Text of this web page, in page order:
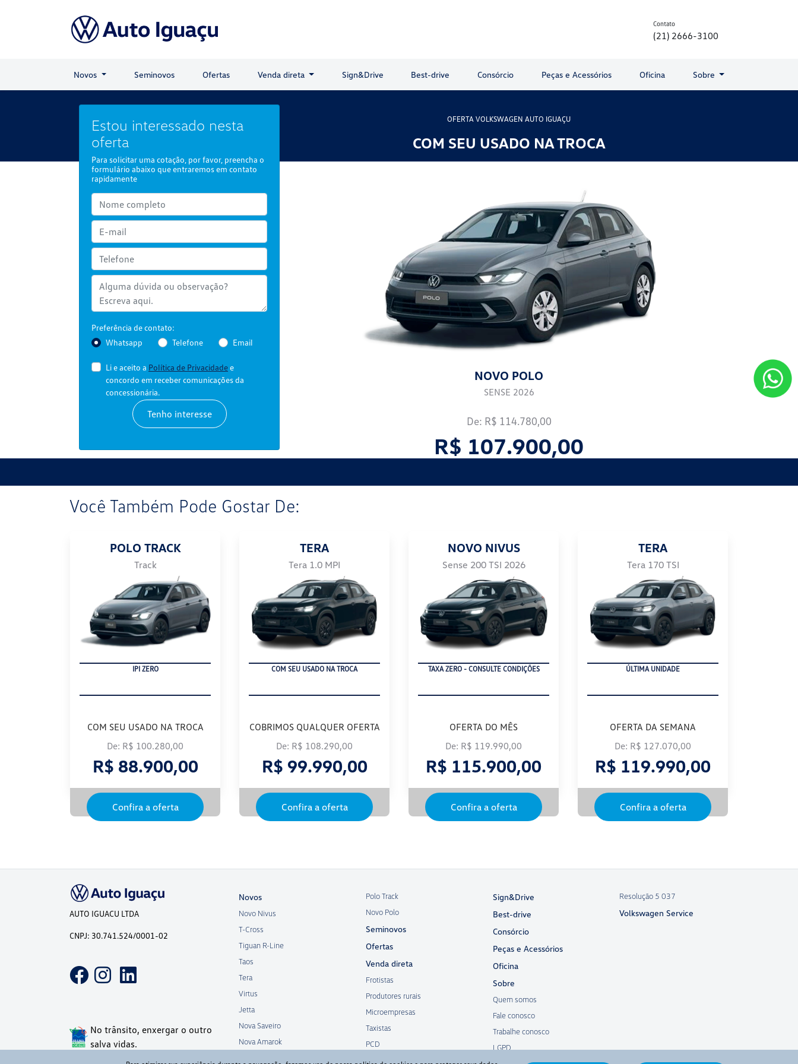
Contato
(21) 2666-3100
Novos Seminovos Ofertas Venda direta Sign&Drive Best-drive Consórcio Peças e Acessórios Oficina Sobre
OFERTA VOLKSWAGEN AUTO IGUAÇU
COM SEU USADO NA TROCA
NOVO POLO
SENSE 2026
De: R$ 114.780,00
R$ 107.900,00
Estou interessado nesta
oferta
Para solicitar uma cotação, por favor, preencha o
formulário abaixo que entraremos em contato
rapidamente
Preferência de contato:
Whatsapp
Telefone Email
Li e aceito a Política de Privacidadee
concordo em receber comunicações da
concessionária.
Tenho interesse
Você Também Pode Gostar De:
POLO TRACK
Track
IPI ZERO
COM SEU USADO NA TROCA
De: R$ 100.280,00
R$ 88.900,00
Confira a oferta
TERA
Tera 1.0 MPI
COM SEU USADO NA TROCA
COBRIMOS QUALQUER OFERTA
De: R$ 108.290,00
R$ 99.990,00
Confira a oferta
NOVO NIVUS
Sense 200 TSI 2026
TAXA ZERO - CONSULTE CONDIÇÕES
EMPLACAMENTO
OFERTA DO MÊS
De: R$ 119.990,00
R$ 115.900,00
Confira a oferta
TERA
Tera 170 TSI
ÚLTIMA UNIDADE
OFERTA DA SEMANA
De: R$ 127.070,00
R$ 119.990,00
Confira a oferta
AUTO IGUACU LTDA
CNPJ: 30.741.524/0001-02
No trânsito, enxergar o outro
salva vidas.
Novos
Novo Nivus
T-Cross
Tiguan R-Line
Taos
Tera
Virtus
Jetta
Nova Saveiro
Nova Amarok
Polo Track
Novo Polo
Seminovos
Ofertas
Venda direta
Frotistas
Produtores rurais
Microempresas
Taxistas
PCD
Sign&Drive
Best-drive
Consórcio
Peças e Acessórios
Oficina
Sobre
Quem somos
Fale conosco
Trabalhe conosco
LGPD
Resolução 5 037
Volkswagen Service